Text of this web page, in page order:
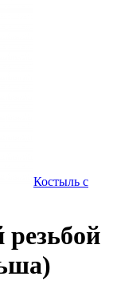
Костыль с